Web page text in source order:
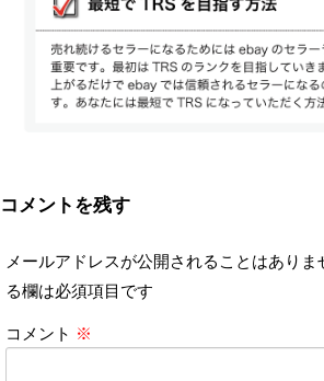
コメントを残す
メールアドレスが公開されることはありま
る欄は必須項目です
コメント ※